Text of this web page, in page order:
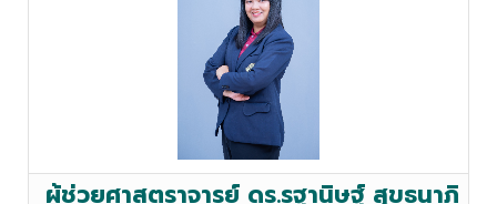
ผู้ช่วยศาสตราจารย์ ดร.รฐานิษฐ์ สุขธนาภิ